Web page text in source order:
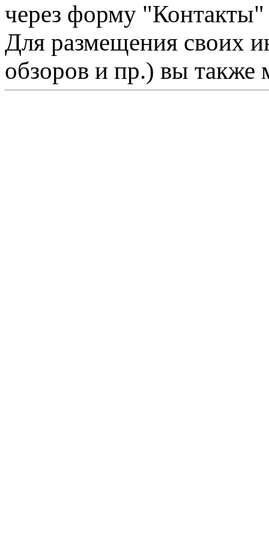
через форму "Контакты"
Для размещения своих
обзоров и пр.) вы также